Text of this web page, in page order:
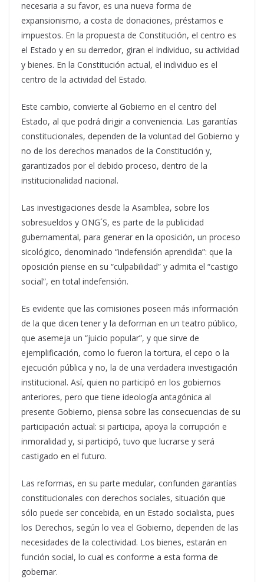
necesaria a su favor, es una nueva forma de
expansionismo, a costa de donaciones, préstamos e
impuestos. En la propuesta de Constitución, el centro es
el Estado y en su derredor, giran el individuo, su actividad
y bienes. En la Constitución actual, el individuo es el
centro de la actividad del Estado.
Este cambio, convierte al Gobierno en el centro del
Estado, al que podrá dirigir a conveniencia. Las garantías
constitucionales, dependen de la voluntad del Gobierno y
no de los derechos manados de la Constitución y,
garantizados por el debido proceso, dentro de la
institucionalidad nacional.
Las investigaciones desde la Asamblea, sobre los
sobresueldos y ONG´S, es parte de la publicidad
gubernamental, para generar en la oposición, un proceso
sicológico, denominado “indefensión aprendida”: que la
oposición piense en su “culpabilidad” y admita el “castigo
social”, en total indefensión.
Es evidente que las comisiones poseen más información
de la que dicen tener y la deforman en un teatro público,
que asemeja un “juicio popular”, y que sirve de
ejemplificación, como lo fueron la tortura, el cepo o la
ejecución pública y no, la de una verdadera investigación
institucional. Así, quien no participó en los gobiernos
anteriores, pero que tiene ideología antagónica al
presente Gobierno, piensa sobre las consecuencias de su
participación actual: si participa, apoya la corrupción e
inmoralidad y, si participó, tuvo que lucrarse y será
castigado en el futuro.
Las reformas, en su parte medular, confunden garantías
constitucionales con derechos sociales, situación que
sólo puede ser concebida, en un Estado socialista, pues
los Derechos, según lo vea el Gobierno, dependen de las
necesidades de la colectividad. Los bienes, estarán en
función social, lo cual es conforme a esta forma de
gobernar.